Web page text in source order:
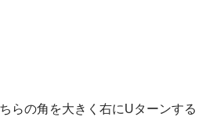
らの角を大きく右にUターンする